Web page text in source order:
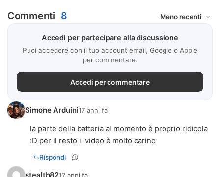
Commenti 8
Accedi per partecipare alla discussione
Puoi accedere con il tuo account email, Google o Apple
per commentare.
Accedi per commentare
Simone Arduini17 anni fa
la parte della batteria al momento è proprio ridicola
:D per il resto il video è molto carino
Rispondi
stealth8217 anni fa